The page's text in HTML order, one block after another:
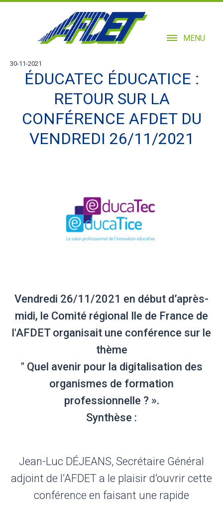
MENU
30-11-2021
ÉDUCATEC ÉDUCATICE :
RETOUR SUR LA
CONFÉRENCE AFDET DU
VENDREDI 26/11/2021
Vendredi 26/11/2021 en début d’après-
midi, le Comité régional Ile de France de
l'AFDET organisait une conférence sur le
thème
" Quel avenir pour la digitalisation des
organismes de formation
professionnelle ? ».
Synthèse :
Jean-Luc DÉJEANS, Secrétaire Général
adjoint de l’AFDET a le plaisir d’ouvrir cette
conférence en faisant une rapide